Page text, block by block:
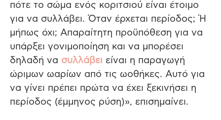
πότε το σώμα ενός κοριτσιού είναι έτοιμο
για να συλλάβει. Όταν έρχεται περίοδος; Ή
μήπως όχι; Απαραίτητη προϋπόθεση για να
υπάρξει γονιμοποίηση και να μπορέσει
δηλαδή να συλλάβει είναι η παραγωγή
ώριμων ωαρίων από τις ωοθήκες. Αυτό για
να γίνει πρέπει πρώτα να έχει ξεκινήσει η
περίοδος (έμμηνος ρύση)», επισημαίνει.